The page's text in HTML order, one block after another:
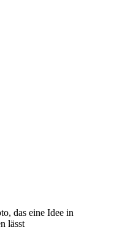
das eine Idee in
lässt